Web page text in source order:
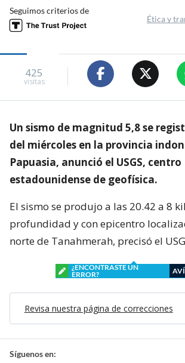
Seguimos criterios de
Ética y
425
visitas
Un sismo de magnitud 5,8 se
del miércoles en la provincia
Papuasia, anunció el USGS, centro
estadounidense de geofísica.
El sismo se produjo a las 20.42 a 8
profundidad y con epicentro
norte de Tanahmerah, precisó el
¿ENCONTRASTE UN
ERROR?
Revisa nuestra página de correcciones
Síguenos en: